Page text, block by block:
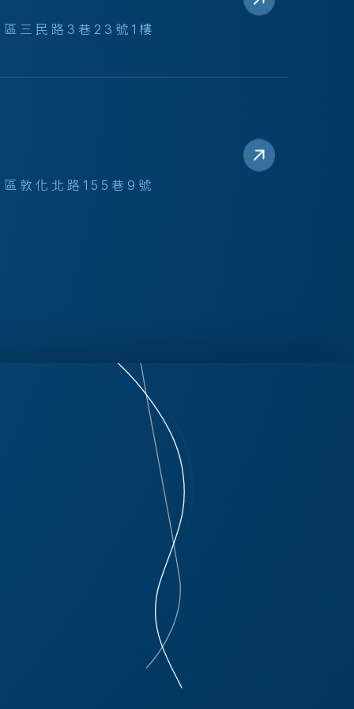
三民路3巷23號1樓
敦化北路155巷9號